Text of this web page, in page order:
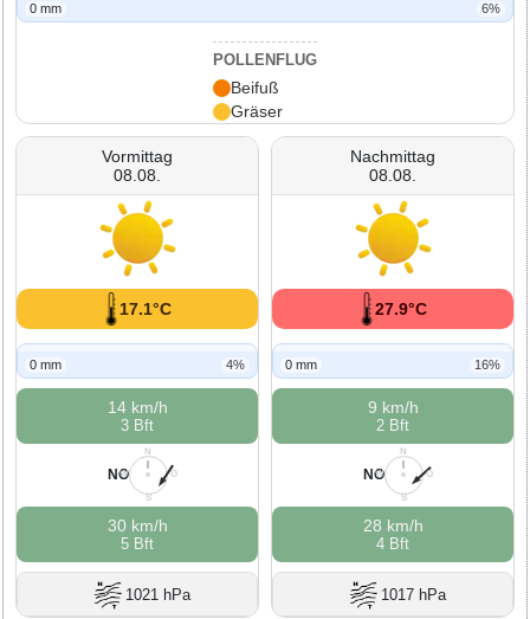
0 mm 6%
POLLENFLUG
Beifuß
Gräser
Vormittag
08.08.
17.1°C
0 mm 4%
14 km/h
3 Bft
N
O
S
W
NO
30 km/h
5 Bft
1021 hPa
Nachmittag
08.08.
27.9°C
0 mm 16%
9 km/h
2 Bft
N
O
S
W
NO
28 km/h
4 Bft
1017 hPa